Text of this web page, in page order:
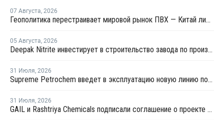
07 Августа, 2026
Геополитика перестраивает мировой рынок ПВХ — Китай лидирует в экспорте
05 Августа, 2026
Deepak Nitrite инвестирует в строительство завода по производству БФА
31 Июля, 2026
Supreme Petrochem введет в эксплуатацию новую линию по производству полистирола
31 Июля, 2026
GAIL и Rashtriya Chemicals подписали соглашение о проекте по производству удобрений на основе природного газа